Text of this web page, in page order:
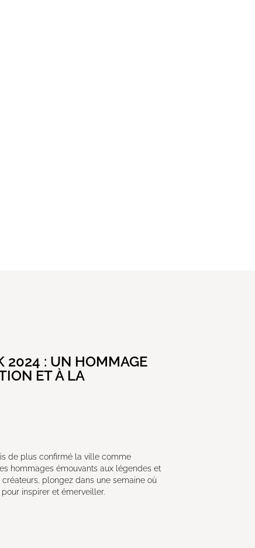
2024 : UN HOMMAGE
ET À LA
de plus confirmé la ville comme
hommages émouvants aux légendes et
créateurs, plongez dans une semaine où
inspirer et émerveiller.